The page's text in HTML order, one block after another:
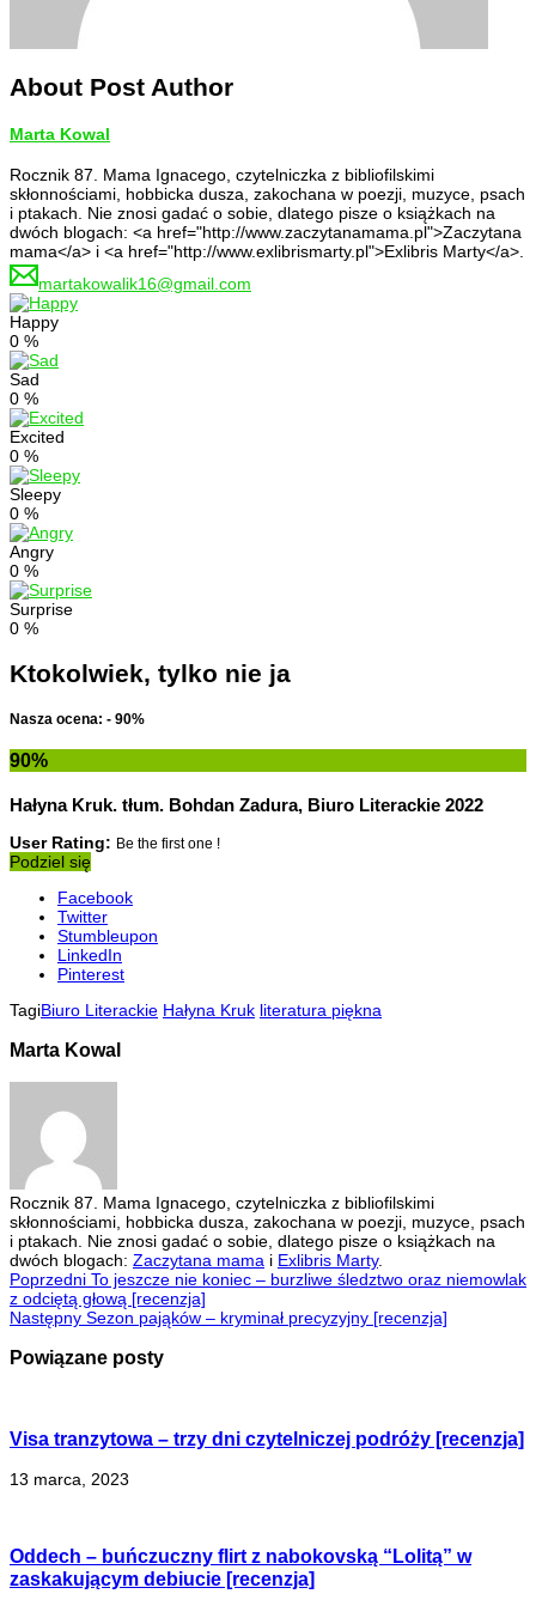
About Post Author
Marta Kowal
Rocznik 87. Mama Ignacego, czytelniczka z bibliofilskimi
skłonnościami, hobbicka dusza, zakochana w poezji, muzyce, psach
i ptakach. Nie znosi gadać o sobie, dlatego pisze o książkach na
dwóch blogach: <a href="http://www.zaczytanamama.pl">Zaczytana
mama</a> i <a href="http://www.exlibrismarty.pl">Exlibris Marty</a>.
martakowalik16@gmail.com
Happy
0 %
Sad
0 %
Excited
0 %
Sleepy
0 %
Angry
0 %
Surprise
0 %
Ktokolwiek, tylko nie ja
Nasza ocena: - 90%
90%
Hałyna Kruk. tłum. Bohdan Zadura, Biuro Literackie 2022
User Rating: Be the first one !
Podziel się
Facebook
Twitter
Stumbleupon
LinkedIn
Pinterest
TagiBiuro Literackie Hałyna Kruk literatura piękna
Marta Kowal
Rocznik 87. Mama Ignacego, czytelniczka z bibliofilskimi
skłonnościami, hobbicka dusza, zakochana w poezji, muzyce, psach
i ptakach. Nie znosi gadać o sobie, dlatego pisze o książkach na
dwóch blogach: Zaczytana mama i Exlibris Marty.
Poprzedni To jeszcze nie koniec – burzliwe śledztwo oraz niemowlak
z odciętą głową [recenzja]
Następny Sezon pająków – kryminał precyzyjny [recenzja]
Powiązane posty
Visa tranzytowa – trzy dni czytelniczej podróży [recenzja]
13 marca, 2023
Oddech – buńczuczny flirt z nabokovską “Lolitą” w
zaskakującym debiucie [recenzja]